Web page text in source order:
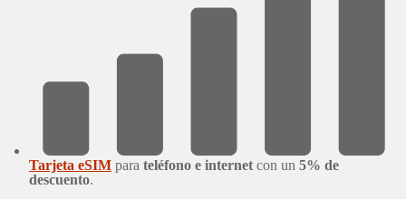
Tarjeta eSIM para teléfono e internet con un 5% de
descuento.